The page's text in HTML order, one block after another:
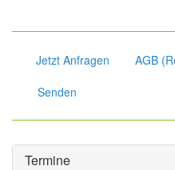
Jetzt Anfragen
AGB
Senden
Termine